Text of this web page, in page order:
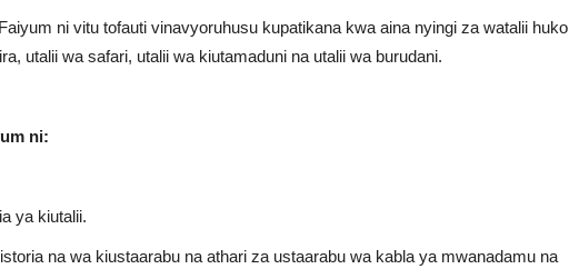
ni vitu tofauti vinavyoruhusu kupatikana kwa aina nyingi za watalii huko
utalii wa safari, utalii wa kiutamaduni na utalii wa burudani.
ni:
ya kiutalii.
na wa kiustaarabu na athari za ustaarabu wa kabla ya mwanadamu na